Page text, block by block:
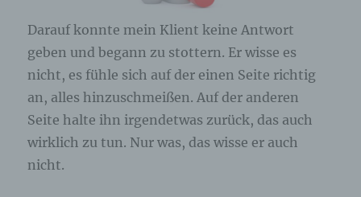
Darauf konnte mein Klient keine Antwort
geben und begann zu stottern. Er wisse es
nicht, es fühle sich auf der einen Seite richtig
an, alles hinzuschmeißen. Auf der anderen
Seite halte ihn irgendetwas zurück, das auch
wirklich zu tun. Nur was, das wisse er auch
nicht.